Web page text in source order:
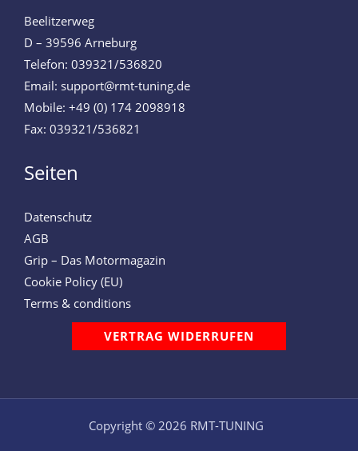
Beelitzerweg
D – 39596 Arneburg
Telefon: 039321/536820
Email: support@rmt-tuning.de
Mobile: +49 (0) 174 2098918
Fax: 039321/536821
Seiten
Datenschutz
AGB
Grip – Das Motormagazin
Cookie Policy (EU)
Terms & conditions
VERTRAG WIDERRUFEN
Copyright © 2026 RMT-TUNING